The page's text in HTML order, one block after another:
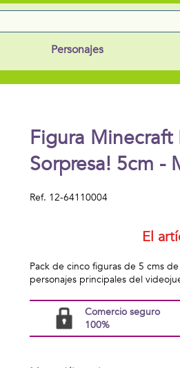
Personajes
Figura Minecraft
Sorpresa! 5cm -
Ref. 12-64110004
El
Pack de cinco figuras de 5 cms
personajes principales del
Comercio seguro
100%